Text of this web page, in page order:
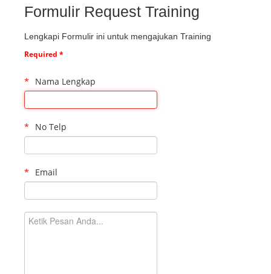
Formulir Request Training
Lengkapi Formulir ini untuk mengajukan Training
Required *
Nama Lengkap
No Telp
Email